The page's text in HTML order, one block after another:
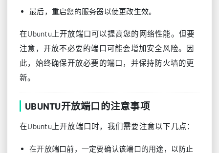
最后，重启您的服务器以使更改生效。
在Ubuntu上开放端口可以提高您的网络性能。但要
注意，开放不必要的端口可能会增加安全风险。因
此，始终确保开放必要的端口，并保持防火墙的更
新。
UBUNTU开放端口的注意事项
在Ubuntu上开放端口时，我们需要注意以下几点：
在开放端口前，一定要确认该端口的用途，以防止